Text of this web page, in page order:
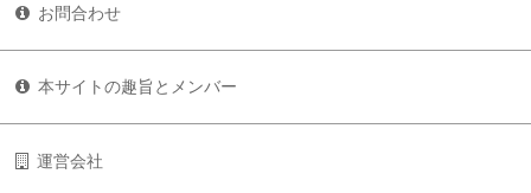
お問合わせ
本サイトの趣旨とメンバー
運営会社